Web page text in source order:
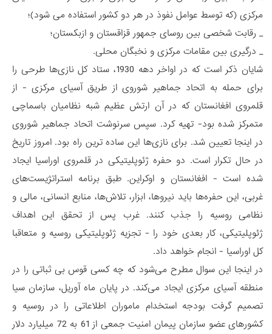
مرکزی (که توسط عوامل نفوذ در هر دو کشور استفاده می شود)؛
_ رقابت شخصی بین روسای جمهور قزاقستان و ازبکستان؛
_ درگیری بین مقامات مرکزی و نخبگان محلی.
شایان ذکر است که در اواخر دهه 1930، ستاد کل نازی‌ها طرحی را
برای حمله به اتحاد جماهیر شوروی از طریق آسیای مرکزی - از
قلمروی افغانستان که در آن ارتش عظیم شبه نظامیان باسماچی
متمرکز شده بود- تهیه کرد. سپس سرنوشت اتحاد جماهیر شوروی
در اینجا تعیین شد. برای نازی‌ها این ساده ترین راه بود. امروز تاریخ
در حال تکرار است. دو حفره ژئوپلیتیکی در قلمروی اوراسیا ایجاد
شده است - افغانستان و اوکراین. طبق برنامه استراتژیست‌های
غربی، این حفره‌ها باید نیروها، ابزار، تلاش‌ها، منابع انسانی، مالی و
نظامی روسیه را جذب کنند. غرب پس از تحقق این اهداف
ژئوپلیتیکی، کار بعدی خود را - تجزیه ژئوپلیتیکی روسیه و متعاقبا
کل اوراسیا - انجام خواهد داد.
در اینجا این سوال مطرح می‌شود که چه کسی قوس بی ثباتی را در
منطقه آسیای مرکزی ایجاد می‌کند. در پایان ماه آوریل، سازمان سیا
تصمیم گرفت بودجه استخدام ماموران اطلاعاتی را در روسیه و
کشورهای عضو سازمان پیمان امنیت جمعی از 61 به 72 میلیارد دلار